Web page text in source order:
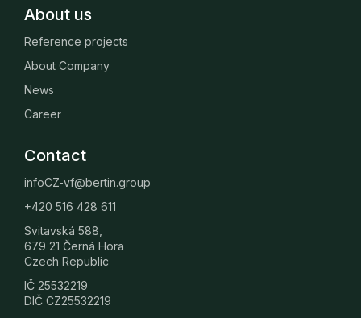
About us
Reference projects
About Company
News
Career
Contact
infoCZ-vf@bertin.group
+420 516 428 611
Svitavská 588,
679 21 Černá Hora
Czech Republic
IČ 25532219
DIČ CZ25532219